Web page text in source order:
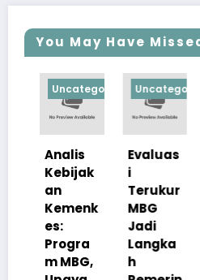
You May Have
Uncategorized
Analis
Kebijak
an
Kemenk
es:
Progra
m MBG,
Uncategorized
Evaluas
Terukur
MBG
Jadi
Langka